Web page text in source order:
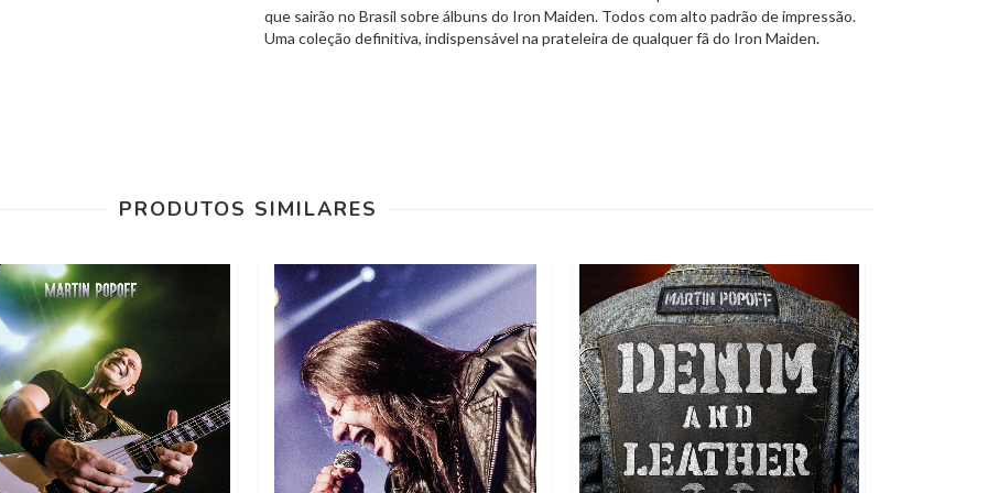
que sairão no Brasil sobre álbuns do Iron Maiden. Todos com alto padrão de impressão.
Uma coleção definitiva, indispensável na prateleira de qualquer fã do Iron Maiden.
PRODUTOS SIMILARES